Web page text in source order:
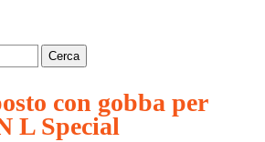
con gobba per
L Special